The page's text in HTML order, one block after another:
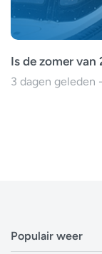
Is de zomer van
3 dagen geleden
Populair weer